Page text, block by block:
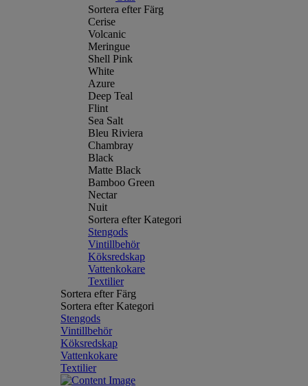
Sortera efter Färg
Cerise
Volcanic
Meringue
Shell Pink
White
Azure
Deep Teal
Flint
Sea Salt
Bleu Riviera
Chambray
Black
Matte Black
Bamboo Green
Nectar
Nuit
Sortera efter Kategori
Stengods
Vintillbehör
Köksredskap
Vattenkokare
Textilier
Sortera efter Färg
Sortera efter Kategori
Stengods
Vintillbehör
Köksredskap
Vattenkokare
Textilier